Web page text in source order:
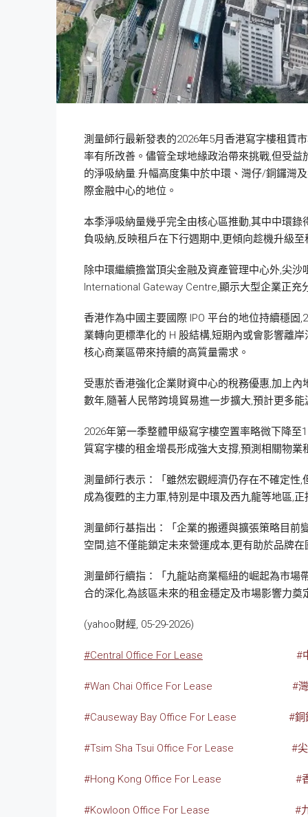
測量師行最新發表的2026年5月香港寫字樓租賃
率有所改善。儘管全球地緣政治帶來挑戰,但受
的淨吸納量.升幅高度集中於中環、灣仔/銅鑼灣
際金融中心的地位。
本季淨吸納量幾乎完全由核心區推動,其中中環
負吸納,反映租戶在下行週期中,更傾向趁機升級
除中環繼續擔當頂尖金融及資產管理中心外,尖
International Gateway Centre,顯示大型企業正
香港作為中國主要國際 IPO 平台的地位持續穩固
業轉向更標準化的 H 股結構,短期內或會影響離
核心商業區帶來持續的高質量需求。
受惠於香港強化企業財資中心的稅務優惠,加上
數年,隨著人民幣跨境貿易進一步擴大,預計更多
2026年第一季整體甲級寫字樓空置率略微下降
質寫字樓的租金增長形成強大支撐,預測相關物業
測量師行表示：「雖然宏觀經濟仍存在不確定性
成為復甦的主力軍,特別是中環及西九龍等地區,
測量師行基指出：「企業的搬遷與擴張策略目前
空間,這不僅能鎖定未來營運成本,更有助於品牌
測量師行續指：「九龍站商業樞紐的崛起為市場
合的深化,為該區未來的租金穩定及市場影響力奠
(yahoo財經, 05-29-2026)
#Central Office For Lease #
#Wan Chai Office For Lease #
#Causeway Bay Office For Lease #銅
#Tsim Sha Tsui Office For Lease #
#Hong Kong Office For Lease #
#Kowloon Office For Lease #